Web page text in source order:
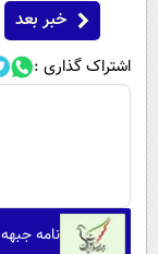
خبر بعد
اشتراک گذاری :
نامه